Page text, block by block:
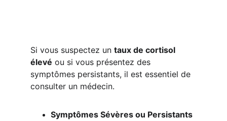
Si vous suspectez un taux de cortisol
élevé ou si vous présentez des
symptômes persistants, il est essentiel de
consulter un médecin.
Symptômes Sévères ou Persistants